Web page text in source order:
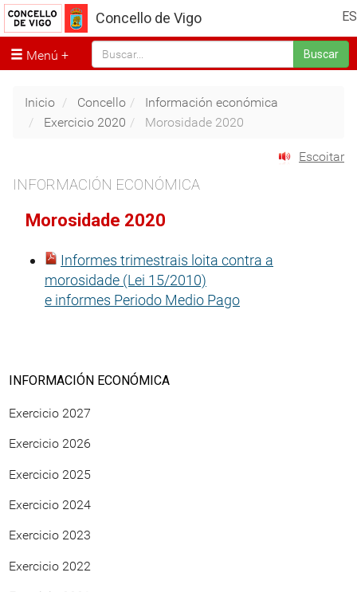
ES
Concello de Vigo
Menú Buscar
Inicio Concello
Información económica
Exercicio 2020
Morosidade 2020
Escoitar
INFORMACIÓN ECONÓMICA
Morosidade 2020
Informes trimestrais loita contra a
morosidade (Lei 15/2010)
e informes Periodo Medio Pago
INFORMACIÓN ECONÓMICA
Exercicio 2027
Exercicio 2026
Exercicio 2025
Exercicio 2024
Exercicio 2023
Exercicio 2022